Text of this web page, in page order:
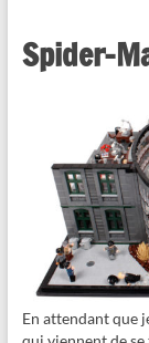
Spider-
En attendant que